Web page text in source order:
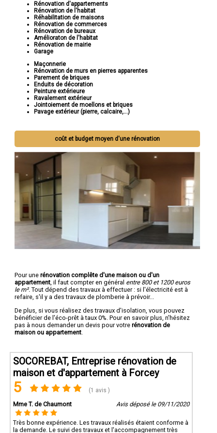
Rénovation d'appartements
Rénovation de l'habitat
Réhabilitation de maisons
Rénovation de commerces
Rénovation de bureaux
Amélioraton de l'habitat
Rénovation de mairie
Garage
Maçonnerie
Rénovation de murs en pierres apparentes
Parement de briques
Enduits de décoration
Peinture extérieure
Ravalement extérieur
Jointoiement de moellons et briques
Pavage extérieur (pierre, calcaire,...)
coût et budget moyen d'une rénovation
Pour une rénovation complête d'une maison ou d'un
appartement , il faut compter en général entre 800 et 1200 euros
le m². Tout dépend des travaux à effectuer : si l'électricité est à
refaire, s'il y a des travaux de plomberie à prévoir...
De plus, si vous réalisez des travaux d'isolation, vous pouvez
bénéficier de l'éco-prêt à taux 0%. Pour en savoir plus, n'hésitez
pas à nous demander un devis pour votre rénovation de
maison ou appartement
SOCOREBAT, Entreprise rénovation de
maison et d'appartement à Forcey
5 (1 avis )
Mme T. de Chaumont Avis déposé le 09/11/2020
Très bonne expérience. Les travaux réalisés étaient conforme à
la demande. Le suivi des travaux et l'accompagnement très